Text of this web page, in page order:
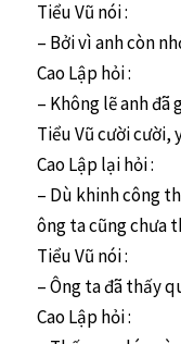
Tiểu Vũ nói :
– Bởi vì anh còn
Cao Lập hỏi :
– Không lẽ anh đã
Tiểu Vũ cười cười,
Cao Lập lại hỏi :
– Dù khinh công
ông ta cũng chưa
Tiểu Vũ nói :
– Ông ta đã thấy
Cao Lập hỏi :